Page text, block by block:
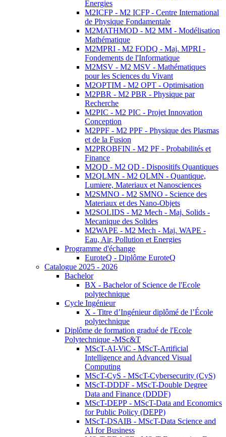
Energies
M2ICFP - M2 ICFP - Centre International
de Physique Fondamentale
M2MATHMOD - M2 MM - Modélisation
Mathématique
M2MPRI - M2 FODQ - Maj. MPRI -
Fondements de l'Informatique
M2MSV - M2 MSV - Mathématiques
pour les Sciences du Vivant
M2OPTIM - M2 OPT - Optimisation
M2PBR - M2 PBR - Physique par
Recherche
M2PIC - M2 PIC - Projet Innovation
Conception
M2PPF - M2 PPF - Physique des Plasmas
et de la Fusion
M2PROBFIN - M2 PF - Probabilités et
Finance
M2QD - M2 QD - Dispositifs Quantiques
M2QLMN - M2 QLMN - Quantique,
Lumiere, Materiaux et Nanosciences
M2SMNO - M2 SMNO - Science des
Materiaux et des Nano-Objets
M2SOLIDS - M2 Mech - Maj. Solids -
Mecanique des Solides
M2WAPE - M2 Mech - Maj. WAPE -
Eau, Air, Pollution et Energies
Programme d'échange
EuroteQ - Diplôme EuroteQ
Catalogue 2025 - 2026
Bachelor
BX - Bachelor of Science de l'Ecole
polytechnique
Cycle Ingénieur
X - Titre d’Ingénieur diplômé de l’École
polytechnique
Diplôme de formation gradué de l'Ecole
Polytechnique -MSc&T
MScT-AI-ViC - MScT-Artificial
Intelligence and Advanced Visual
Computing
MScT-CyS - MScT-Cybersecurity (CyS)
MScT-DDDF - MScT-Double Degree
Data and Finance (DDDF)
MScT-DEPP - MScT-Data and Economics
for Public Policy (DEPP)
MScT-DSAIB - MScT-Data Science and
AI for Business